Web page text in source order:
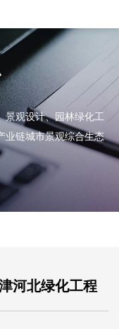
景观设计、园林绿化工
业链城市景观综合生态
河北绿化工程